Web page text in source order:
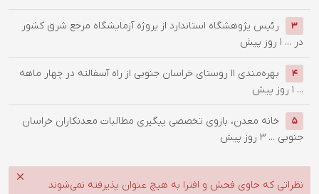
3
رئیس پژوهشگاه استاندارد از پروژه آزمایشگاه مرجع شرق کشور
در ... 1 روز پیش
4
بهره‌مندی ۱۱ روستای خراسان جنوبی از راه آسفالته در چهار ماهه
... 1 روز پیش
5
خانه معدن، بازوی تخصصی پیگیری مطالبات معدنکاران خراسان
جنوبی ... 3 روز پیش
نظراتی که حاوی فحش و افترا به هیچ عنوان پذیرفته نمی‌شوند